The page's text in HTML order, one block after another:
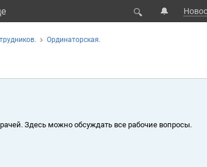
🔍 🔔
Ординаторская.
Здесь можно обсуждать все рабочие вопросы.